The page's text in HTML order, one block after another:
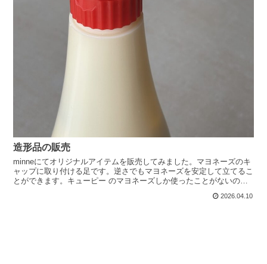
造形品の販売
minneにてオリジナルアイテムを販売してみました。マヨネーズのキ
ャップに取り付ける足です。逆さでもマヨネーズを安定して立てるこ
とができます。キューピー のマヨネーズしか使ったことがないので
2026.04.10